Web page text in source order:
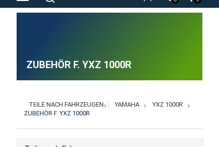
ZUBEHÖR F. YXZ 1000R
TEILE NACH FAHRZEUGEN YAMAHA
YXZ 1000R
ZUBEHÖR F. YXZ 1000R